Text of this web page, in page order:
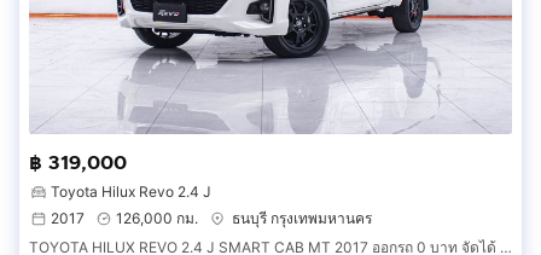
฿ 319,000
Toyota Hilux Revo 2.4 J
2017
126,000 กม.
ธนบุรี กรุงเทพมหานคร
TOYOTA HILUX REVO 2.4 J SMART CAB MT 2017 ออกรถ 0 บาท จัดได้ 339,000 บ. รหัสรถ 1F778